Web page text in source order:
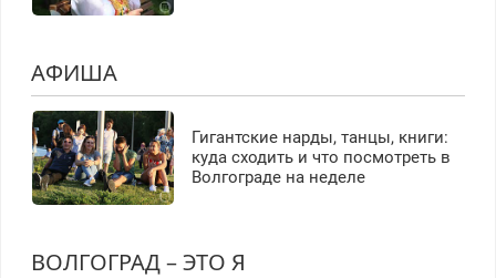
АФИША
Гигантские нарды, танцы, книги:
куда сходить и что посмотреть в
Волгограде на неделе
ВОЛГОГРАД – ЭТО Я